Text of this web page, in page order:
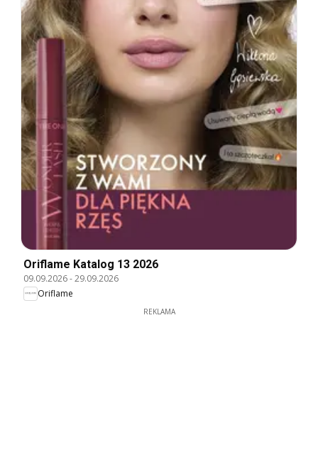
Oriflame Katalog 13 2026
09.09.2026-29.09.2026
Oriflame
REKLAMA